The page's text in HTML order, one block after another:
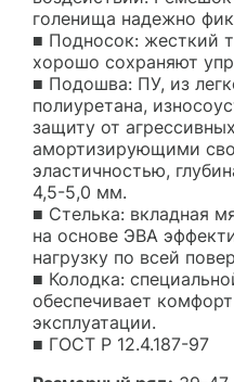
голенища надежно
■ Подносок: жесткий
хорошо сохраняют
■ Подошва: ПУ, из
полиуретана,
защиту от
амортизирующими
эластичностью,
4,5-5,0 мм.
■ Стелька: вкладная
на основе ЭВА
нагрузку по всей
■ Колодка:
обеспечивает
эксплуатации.
■ ГОСТ Р 12.4.187-97